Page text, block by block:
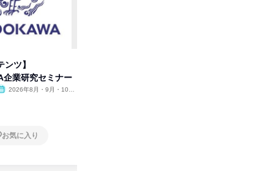
ンツ】
企業研究セミナー
2026年8月・9月・10
お気に入り